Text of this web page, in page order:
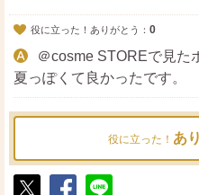
役に立った！ありがとう： 0
＠cosme STOREで見た
夏っぽくて良かったです。
役に立った！ あ